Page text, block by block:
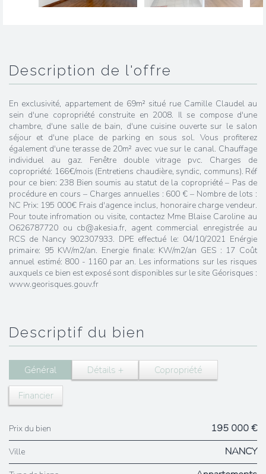
description de l'offre
En exclusivité, appartement de 69m² situé rue Camille Claudel au
sein d'une copropriété construite en 2008. Il se compose d'une
chambre, d'une salle de bain, d'une cuisine ouverte sur le salon
séjour et d'une place de parking en sous sol. Vous profiterez
également d'une terasse de 20m² avec vue sur le canal. Chauffage
individuel au gaz. Fenêtre double vitrage pvc. Charges de
copropriété: 166€/mois (Entretiens chaudière, syndic, communs). Réf
pour ce bien: 238 Bien soumis au statut de la copropriété – Pas de
procédure en cours – Charges annuelles : 600 € – Nombre de lots :
NC Prix: 195 000€ Frais d'agence inclus, honoraire charge vendeur.
Pour toute infromation ou visite, contactez Mme Blaise Caroline au
O626787720 ou cb@akesia.fr, agent commercial enregistrée au
RCS de Nancy 902307933. DPE effectué le: 04/10/2021 Enérgie
primaire: 95 KW/m2/an. Energie finale: KW/m2/an GES : 17 Coût
annuel estimé: 800 - 1160 par an. Les informations sur les risques
auxquels ce bien est exposé sont disponibles sur le site Géorisques :
www.georisques.gouv.fr
descriptif du bien
Général Détails + Copropriété
Financier
Prix du bien 195 000 €
Ville NANCY